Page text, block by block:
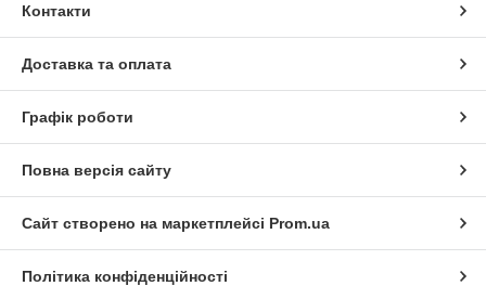
Контакти
Доставка та оплата
Графік роботи
Повна версія сайту
Сайт створено на маркетплейсі Prom.ua
Політика конфіденційності